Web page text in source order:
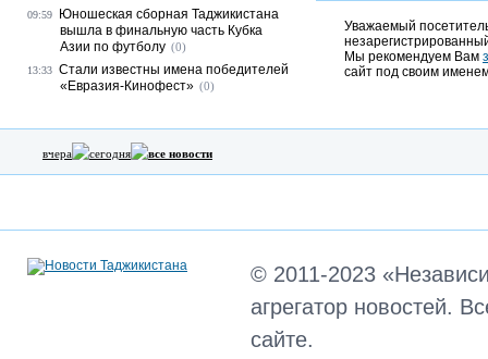
Уважаемый
Мы рекомендуем Вам
сайт под своим
09:59
Юношеская сборная Таджикистана
вышла в финальную часть Кубка
Азии по футболу (0)
13:33 Стали известны имена победителей
«Евразия-Кинофест» (0)
вчера сегодня все новости
© 2011-2023
агрегатор новостей.
сайте.